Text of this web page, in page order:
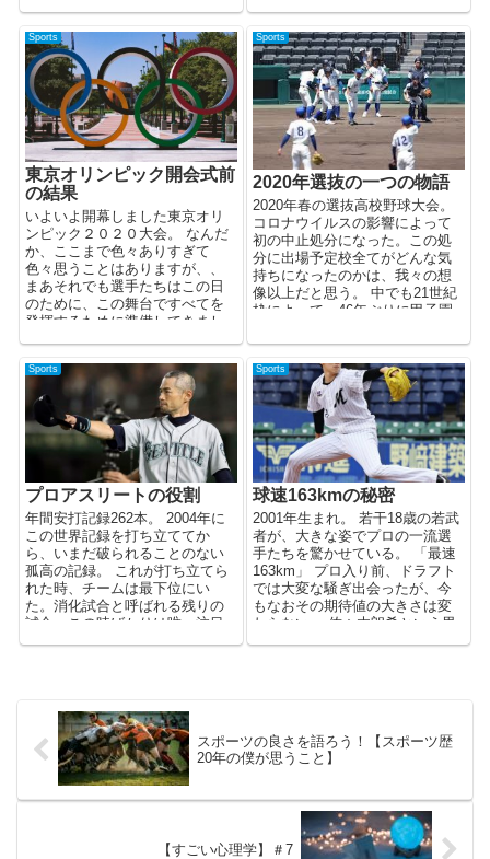
Sports
東京オリンピック開会式前
の結果
いよいよ開幕しました東京オリ
ンピック２０２０大会。 なんだ
か、ここまで色々ありすぎて
色々思うことはありますが、、
まあそれでも選手たちはこの日
のために、この舞台ですべてを
発揮するために準備してきまし
Sports
2020年選抜の一つの物語
2020年春の選抜高校野球大会。
コロナウイルスの影響によって
初の中止処分になった。この処
分に出場予定校全てがどんな気
持ちになったのかは、我々の想
像以上だと思う。 中でも21世紀
枠によって、46年ぶりに甲子園
Sports
プロアスリートの役割
年間安打記録262本。 2004年に
この世界記録を打ち立ててか
ら、いまだ破られることのない
孤高の記録。 これが打ち立てら
れた時、チームは最下位にい
た。消化試合と呼ばれる残りの
試合、この時ばかりは唯一注目
Sports
球速163kmの秘密
2001年生まれ。 若干18歳の若武
者が、大きな姿でプロの一流選
手たちを驚かせている。 「最速
163km」 プロ入り前、ドラフト
では大変な騒ぎ出会ったが、今
もなおその期待値の大きさは変
わらない。 佐々木朗希という男
スポーツの良さを語ろう！【スポーツ歴
20年の僕が思うこと】
【すごい心理学】＃7